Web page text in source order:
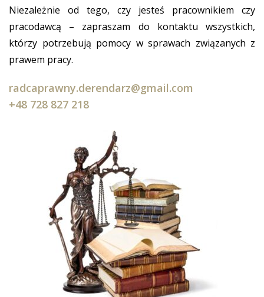
Niezależnie od tego, czy jesteś pracownikiem czy
pracodawcą – zapraszam do kontaktu wszystkich,
którzy potrzebują pomocy w sprawach związanych z
prawem pracy.
radcaprawny.derendarz@gmail.com
+48 728 827 218